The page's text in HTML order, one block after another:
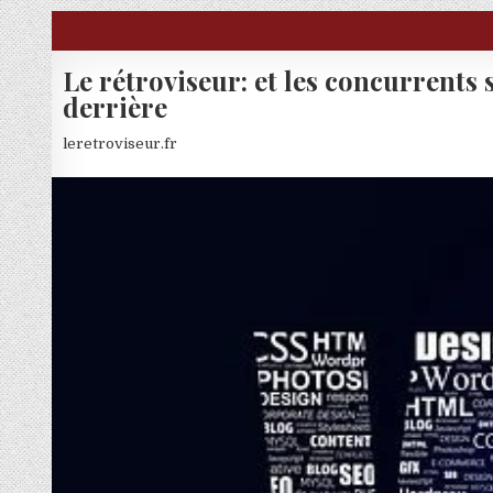
Skip to content
Le rétroviseur: et les concurrents
derrière
leretroviseur.fr